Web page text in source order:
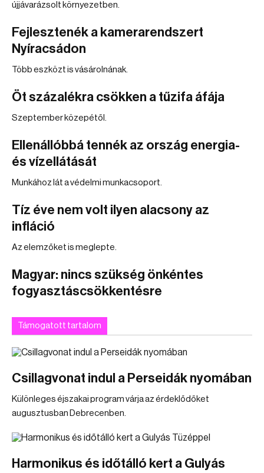
újjávarázsolt környezetben.
Fejlesztenék a kamerarendszert
Nyíracsádon
Több eszközt is vásárolnának.
Öt százalékra csökken a tűzifa áfája
Szeptember közepétől.
Ellenállóbbá tennék az ország energia-
és vízellátását
Munkához lát a védelmi munkacsoport.
Tíz éve nem volt ilyen alacsony az
infláció
Az elemzőket is meglepte.
Magyar: nincs szükség önkéntes
fogyasztáscsökkentésre
Támogatott tartalom
Csillagvonat indul a Perseidák nyomában
Különleges éjszakai program várja az érdeklődőket
augusztusban Debrecenben.
Harmonikus és időtálló kert a Gulyás